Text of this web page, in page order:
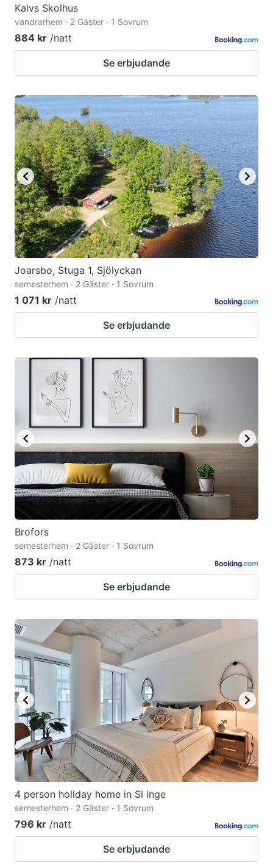
Kalvs Skolhus
vandrarhem · 2 Gäster · 1 Sovrum
884 kr /natt
Se erbjudande
Joarsbo, Stuga 1, Sjölyckan
semesterhem · 2 Gäster · 1 Sovrum
1 071 kr /natt
Se erbjudande
Brofors
semesterhem · 2 Gäster · 1 Sovrum
873 kr /natt
Se erbjudande
4 person holiday home in Sl inge
semesterhem · 2 Gäster · 1 Sovrum
796 kr /natt
Se erbjudande